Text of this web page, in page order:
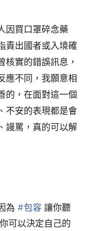
因買口罩碎念藥
責出國者或入境確
核實的錯誤訊息，
應不同，我願意相
的，在面對這一個
不安的表現都是會
謾罵，真的可以解
為 #包容 讓你聽
可以決定自己的